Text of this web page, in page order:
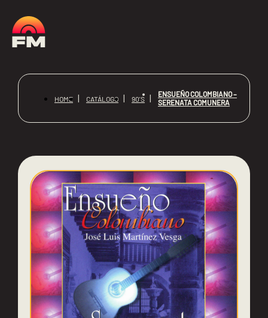
HOME CATÁLOGO 90'S
ENSUEÑO COLOMBIANO –
SERENATA COMUNERA